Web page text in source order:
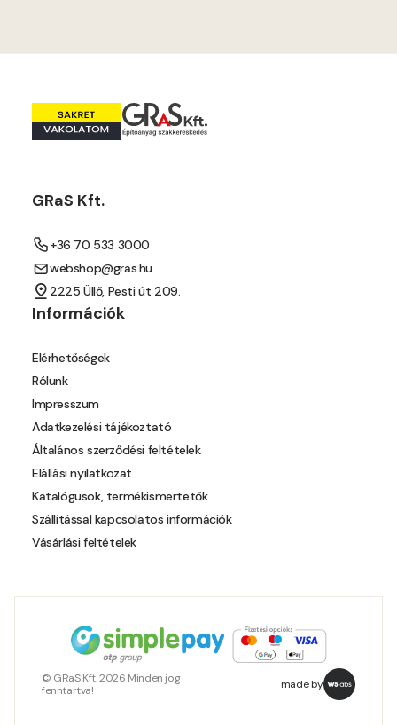
Paris-green B
Pear-yellow C
Resin-yellow A
GRaS Kft.
+36 70 533 3000
webshop@gras.hu
2225 Üllő, Pesti út 209.
Információk
Elérhetőségek
Rólunk
Impresszum
Adatkezelési tájékoztató
Általános szerződési feltételek
Elállási nyilatkozat
Katalógusok, termékismertetők
Szállítással kapcsolatos információk
Vásárlási feltételek
© GRaS Kft. 2026 Minden jog
fenntartva!
made by